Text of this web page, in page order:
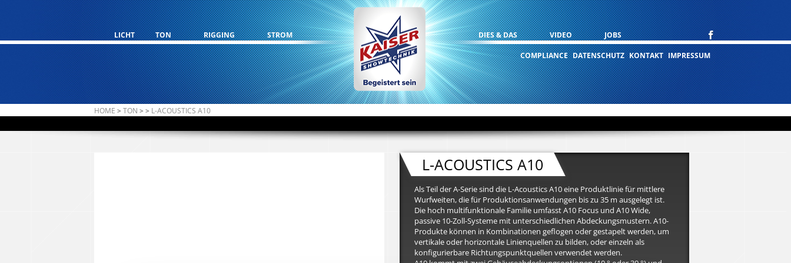
LICHT TON RIGGING STROM DIES & DAS VIDEO JOBS
COMPLIANCE DATENSCHUTZ KONTAKT IMPRESSUM
HOME >TON >> L-ACOUSTICS A10
L-ACOUSTICS A10
Als Teil der A-Serie sind die L-Acoustics A10 eine Produktlinie für mittlere
Wurfweiten, die für Produktionsanwendungen bis zu 35 m ausgelegt ist.
Die hoch multifunktionale Familie umfasst A10 Focus und A10 Wide,
passive 10-Zoll-Systeme mit unterschiedlichen Abdeckungsmustern. A10-
Produkte können in Kombinationen geflogen oder gestapelt werden, um
vertikale oder horizontale Linienquellen zu bilden, oder einzeln als
konfigurierbare Richtungspunktquellen verwendet werden.